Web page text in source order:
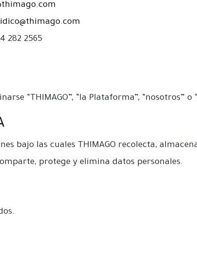
282 2565
“THIMAGO”, “la Plataforma”, “nosotros” o
bajo las cuales THIMAGO recolecta,
protege y elimina datos personales.